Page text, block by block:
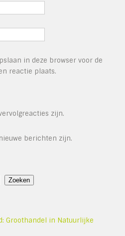
in deze browser voor de
reactie plaats.
zijn.
berichten zijn.
Zoeken
Groothandel in Natuurlijke